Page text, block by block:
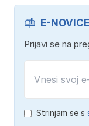
E-NOVICE
Prijavi se na
Strinjam se s